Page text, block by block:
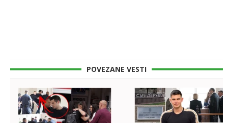
POVEZANE VESTI